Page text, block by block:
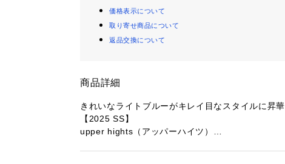
価格表示について
取り寄せ商品について
返品交換について
商品詳細
きれいなライトブルーがキレイ目なスタイルに昇華
【2025 SS】
upper hights（アッパーハイツ）